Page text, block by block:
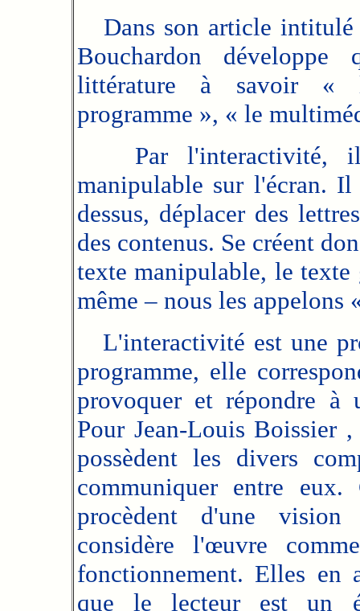
Dans son article intitulé
Bouchardon développe
littérature à savoir «
programme », « le
Par l'interactivité, il
manipulable sur l'écran.
dessus, déplacer des
des contenus. Se créent
texte manipulable, le texte
même – nous les
L'interactivité est une
programme, elle
provoquer et répondre à
Pour Jean-Louis Boissier
possèdent les divers
communiquer entre
procèdent d'une vision
considère l'œuvre
fonctionnement. Elles en
que le lecteur est un